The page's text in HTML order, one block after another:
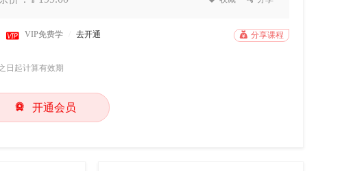
 VIP免费学 去开通  分享课程
日起计算有效期
 开通会员